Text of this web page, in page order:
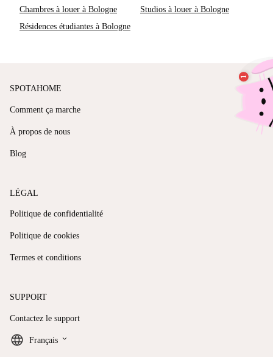
Chambres à louer à Bologne
Studios à louer à Bologne
Résidences étudiantes à Bologne
SPOTAHOME
Comment ça marche
À propos de nous
Blog
LÉGAL
Politique de confidentialité
Politique de cookies
Termes et conditions
SUPPORT
Contactez le support
Français keyboard_arrow_down